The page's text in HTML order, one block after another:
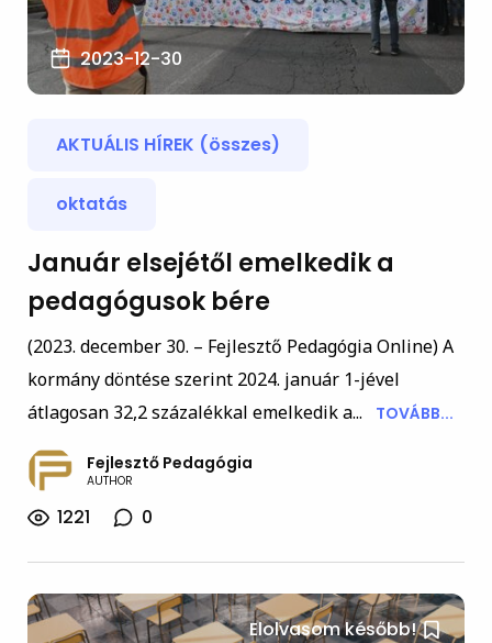
2023-12-30
AKTUÁLIS HÍREK (összes)
oktatás
Január elsejétől emelkedik a
pedagógusok bére
(2023. december 30. – Fejlesztő Pedagógia Online) A
kormány döntése szerint 2024. január 1-jével
átlagosan 32,2 százalékkal emelkedik a...
TOVÁBB...
Fejlesztő Pedagógia
AUTHOR
1221 0
Elolvasom később!